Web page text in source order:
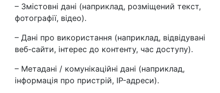
– Змістовні дані (наприклад, розміщений текст,
фотографії, відео).
– Дані про використання (наприклад, відвідувані
веб-сайти, інтерес до контенту, час доступу).
– Метадані / комунікаційні дані (наприклад,
інформація про пристрій, IP-адреси).